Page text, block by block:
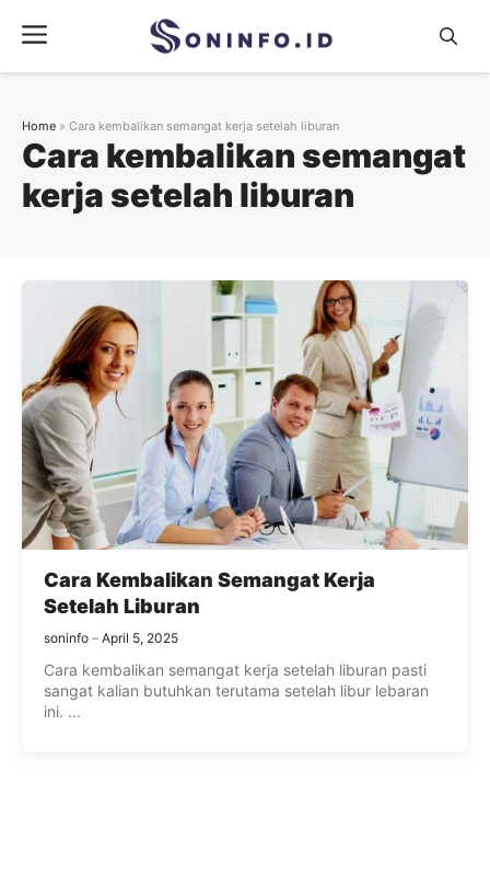
content
Menu
Cara kembalikan semangat
kerja setelah liburan
Home » Cara kembalikan semangat kerja setelah liburan
Cara Kembalikan Semangat Kerja
Setelah Liburan
soninfo April 5, 2025
Cara kembalikan semangat kerja setelah liburan pasti
sangat kalian butuhkan terutama setelah libur lebaran
ini. ...